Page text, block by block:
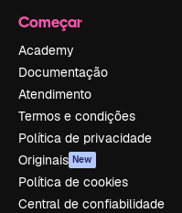
Começar
Academy
Documentação
Atendimento
Termos e condições
Política de privacidade
Originais New
Política de cookies
Central de confiabilidade